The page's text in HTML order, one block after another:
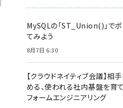
MySQLの「ST_Union()」で
てみよう
8月7日 6:30
【クラウドネイティブ会議】相
める、使われる社内基盤を育
フォームエンジニアリング